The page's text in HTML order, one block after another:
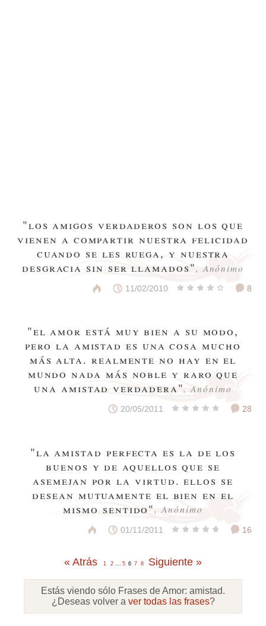
"los amigos verdaderos son los que
vienen a compartir nuestra felicidad
cuando se les ruega, y nuestra
desgracia sin ser llamados", Anónimo
11/02/2010 8
"el amor está muy bien a su modo,
pero la amistad es una cosa mucho
más alta. realmente no hay en el
mundo nada más noble y raro que
una amistad verdadera", Anónimo
20/05/2011 28
"la amistad perfecta es la de los
buenos y de aquellos que se
asemejan por la virtud. ellos se
desean mutuamente el bien en el
mismo sentido", Anónimo
01/11/2011 16
« Atrás 1 2 ... 5 6 7 8 Siguiente »
Estás viendo sólo Frases de Amor: amistad.
¿Deseas volver a ver todas las frases?